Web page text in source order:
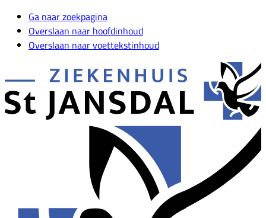
Ga naar zoekpagina
Overslaan naar hoofdinhoud
Overslaan naar voettekstinhoud